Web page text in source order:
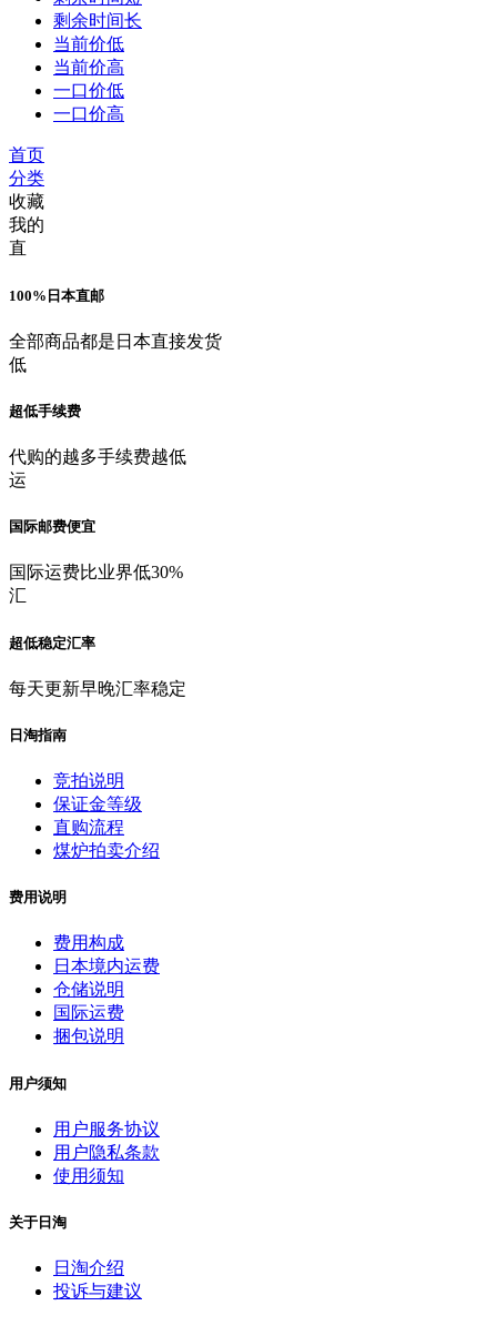
剩余时间长
当前价低
当前价高
一口价低
一口价高
首页
分类
收藏
我的
直
100%日本直邮
全部商品都是日本直接发货
低
超低手续费
代购的越多手续费越低
运
国际邮费便宜
国际运费比业界低30%
汇
超低稳定汇率
每天更新早晚汇率稳定
日淘指南
竞拍说明
保证金等级
直购流程
煤炉拍卖介绍
费用说明
费用构成
日本境内运费
仓储说明
国际运费
捆包说明
用户须知
用户服务协议
用户隐私条款
使用须知
关于日淘
日淘介绍
投诉与建议